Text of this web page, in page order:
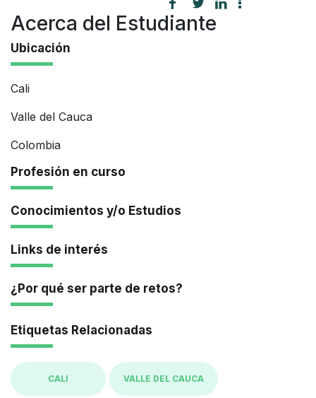
Acerca del Estudiante
Ubicación
Cali
Valle del Cauca
Colombia
Profesión en curso
Conocimientos y/o Estudios
Links de interés
¿Por qué ser parte de retos?
Etiquetas Relacionadas
CALI VALLE DEL CAUCA